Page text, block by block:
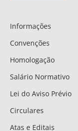
Informações
Convenções
Homologação
Salário Normativo
Lei do Aviso Prévio
Circulares
Atas e Editais